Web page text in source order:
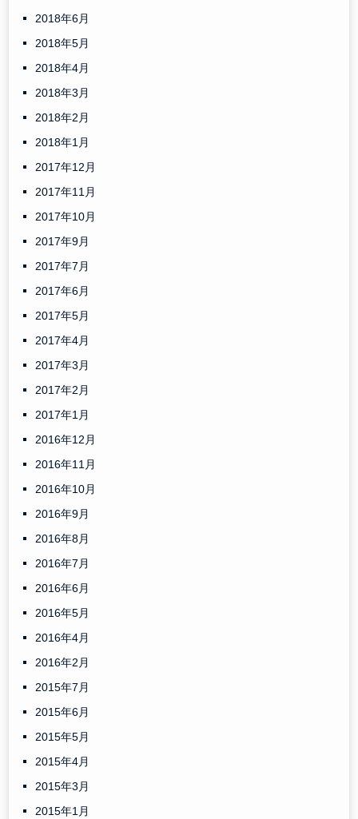
2018年6月
2018年5月
2018年4月
2018年3月
2018年2月
2018年1月
2017年12月
2017年11月
2017年10月
2017年9月
2017年7月
2017年6月
2017年5月
2017年4月
2017年3月
2017年2月
2017年1月
2016年12月
2016年11月
2016年10月
2016年9月
2016年8月
2016年7月
2016年6月
2016年5月
2016年4月
2016年2月
2015年7月
2015年6月
2015年5月
2015年4月
2015年3月
2015年1月